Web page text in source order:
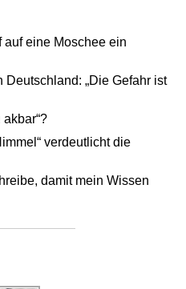
auf eine Moschee ein
„Die Gefahr ist
verdeutlicht die
damit mein Wissen